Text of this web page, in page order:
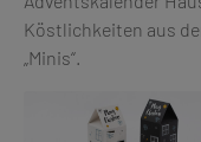
Köstlichkeiten aus
„Minis“.